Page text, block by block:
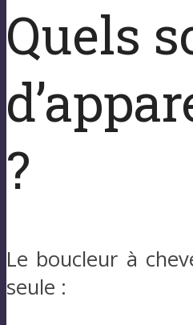
Quels
?
Le boucleur à
seule :